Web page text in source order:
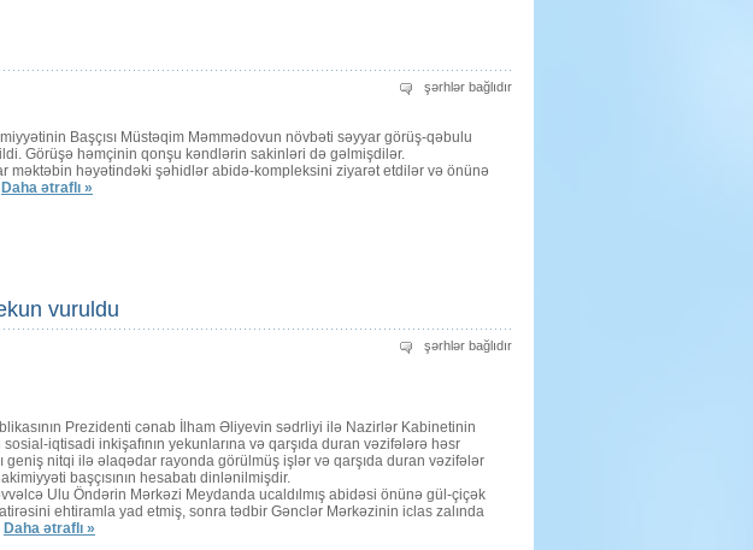
Səyyar
görüş-
şərhlər bağlıdır
Başçısı Müstəqim Məmmədovun növbəti səyyar görüş-qəbulu
Görüşə həmçinin qonşu kəndlərin sakinləri də gəlmişdilər.
məktəbin həyətindəki şəhidlər abidə-kompleksini ziyarət etdilər və önünə
Daha ətraflı »
vuruldu
2015-
ci
vuruldu
üçün
şərhlər bağlıdır
Prezidenti cənab İlham Əliyevin sədrliyi ilə Nazirlər Kabinetinin
sosial-iqtisadi inkişafının yekunlarına və qarşıda duran vəzifələrə həsr
geniş nitqi ilə əlaqədar rayonda görülmüş işlər və qarşıda duran vəzifələr
başçısının hesabatı dinlənilmişdir.
Ulu Öndərin Mərkəzi Meydanda ucaldılmış abidəsi önünə gül-çiçək
ehtiramla yad etmiş, sonra tədbir Gənclər Mərkəzinin iclas zalında
Daha ətraflı »